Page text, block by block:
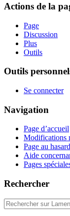
Actions de la
Page
Discussion
Plus
Outils
Outils
Se connecter
Navigation
Page d’accueil
Modifications
Page au hasard
Aide
Pages
Rechercher